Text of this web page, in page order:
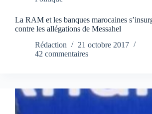
La RAM et les banques marocaines
contre les allégations de Messahel
Rédaction
21 octobre 2017
42 commentaires